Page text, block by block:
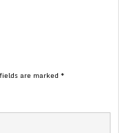
are marked *